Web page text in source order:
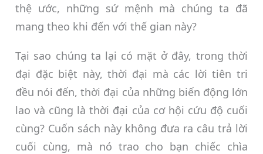
thệ ước, những sứ mệnh mà chúng ta đã
mang theo khi đến với thế gian này?
Tại sao chúng ta lại có mặt ở đây, trong thời
đại đặc biệt này, thời đại mà các lời tiên tri
đều nói đến, thời đại của những biến động lớn
lao và cũng là thời đại của cơ hội cứu độ cuối
cùng? Cuốn sách này không đưa ra câu trả lời
cuối cùng, mà nó trao cho bạn chiếc chìa